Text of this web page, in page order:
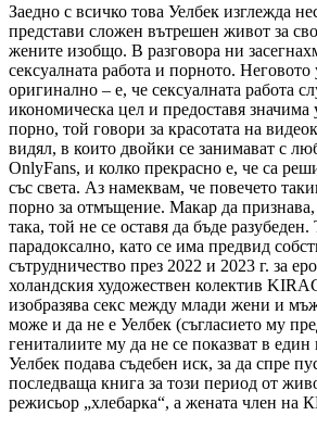
Заедно с всичко това Уелбек изглежда
представи сложен вътрешен живот за
жените изобщо. В разговора ни
сексуалната работа и порното.
оригинално – е, че сексуалната работа
икономическа цел и предоставя значима
порно, той говори за красотата на
видял, в които двойки се занимават с
OnlyFans, и колко прекрасно е, че са
със света. Аз намеквам, че повечето
порно за отмъщение. Макар да
така, той не се оставя да бъде
парадоксално, като се има предвид
сътрудничество през 2022 и 2023 г. за
холандския художествен колектив
изобразява секс между млади жени и
може и да не е Уелбек (съгласието му
гениталиите му да не се показват в
Уелбек подава съдебен иск, за да спре
последваща книга за този период от
режисьор „хлебарка“, а жената член на